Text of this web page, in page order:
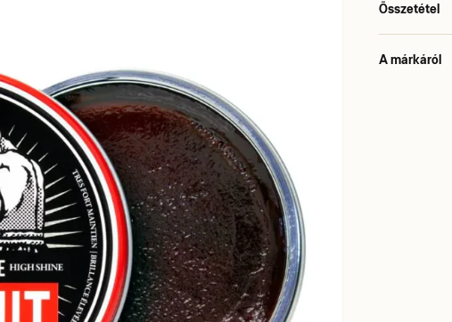
Összetétel
A márkáról